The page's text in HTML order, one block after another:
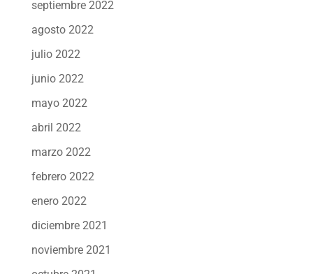
septiembre 2022
agosto 2022
julio 2022
junio 2022
mayo 2022
abril 2022
marzo 2022
febrero 2022
enero 2022
diciembre 2021
noviembre 2021